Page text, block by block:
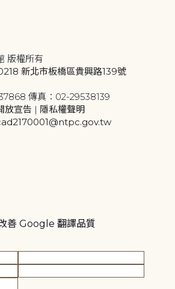
版權所有
新北市板橋區貴興路139號
傳真：02-29538139
放宣告 | 隱私權聲明
善 Google 翻譯品質